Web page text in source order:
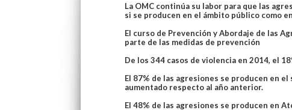
La OMC continúa su labor para que las
si se producen en el ámbito público como
El curso de Prevención y Abordaje de las
parte de las medidas de prevención
De los 344 casos de violencia en 2014, el
El 87% de las agresiones se producen en
aumentado respecto al año anterior.
El 48% de las agresiones se producen en